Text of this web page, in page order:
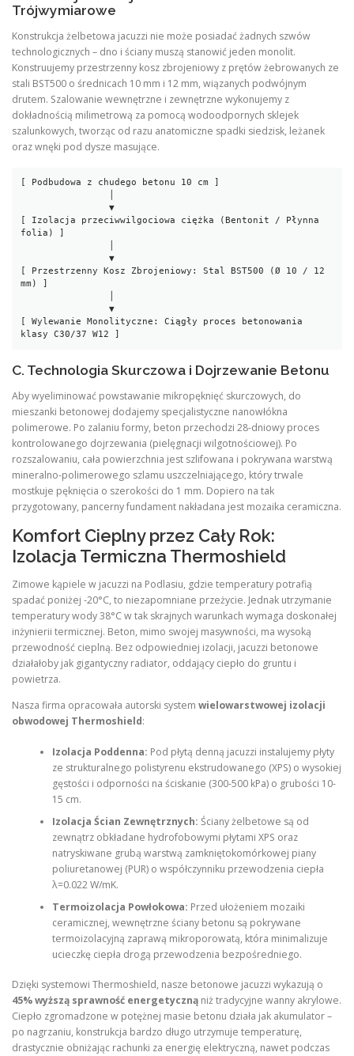
Trójwymiarowe
Konstrukcja żelbetowa jacuzzi nie może posiadać żadnych szwów
technologicznych – dno i ściany muszą stanowić jeden monolit.
Konstruujemy przestrzenny kosz zbrojeniowy z prętów żebrowanych ze
stali BST500 o średnicach 10 mm i 12 mm, wiązanych podwójnym
drutem. Szalowanie wewnętrzne i zewnętrzne wykonujemy z
dokładnością milimetrową za pomocą wodoodpornych sklejek
szalunkowych, tworząc od razu anatomiczne spadki siedzisk, leżanek
oraz wnęki pod dysze masujące.
[ Podbudowa z chudego betonu 10 cm ]
                ▼
[ Izolacja przeciwwilgociowa ciężka (Bentonit / Płynna
folia) ]
                ▼
[ Przestrzenny Kosz Zbrojeniowy: Stal BST500 (Ø 10 / 12
mm) ]
                ▼
[ Wylewanie Monolityczne: Ciągły proces betonowania
C. Technologia Skurczowa i Dojrzewanie Betonu
Aby wyeliminować powstawanie mikropęknięć skurczowych, do
mieszanki betonowej dodajemy specjalistyczne nanowłókna
polimerowe. Po zalaniu formy, beton przechodzi 28-dniowy proces
kontrolowanego dojrzewania (pielęgnacji wilgotnościowej). Po
rozszalowaniu, cała powierzchnia jest szlifowana i pokrywana warstwą
mineralno-polimerowego szlamu uszczelniającego, który trwale
mostkuje pęknięcia o szerokości do 1 mm. Dopiero na tak
przygotowany, pancerny fundament nakładana jest mozaika ceramiczna.
Komfort Cieplny przez Cały Rok:
Izolacja Termiczna Thermoshield
Zimowe kąpiele w jacuzzi na Podlasiu, gdzie temperatury potrafią
spadać poniżej -20°C, to niezapomniane przeżycie. Jednak utrzymanie
temperatury wody 38°C w tak skrajnych warunkach wymaga doskonałej
inżynierii termicznej. Beton, mimo swojej masywności, ma wysoką
przewodność cieplną. Bez odpowiedniej izolacji, jacuzzi betonowe
działałoby jak gigantyczny radiator, oddający ciepło do gruntu i
powietrza.
Nasza firma opracowała autorski system wielowarstwowej izolacji
obwodowej Thermoshield:
Izolacja Poddenna: Pod płytą denną jacuzzi instalujemy płyty
ze strukturalnego polistyrenu ekstrudowanego (XPS) o wysokiej
gęstości i odporności na ściskanie (300-500 kPa) o grubości 10-
15 cm.
Izolacja Ścian Zewnętrznych: Ściany żelbetowe są od
zewnątrz obkładane hydrofobowymi płytami XPS oraz
natryskiwane grubą warstwą zamkniętokomórkowej piany
poliuretanowej (PUR) o współczynniku przewodzenia ciepła
λ=0.022 W/mK.
Termoizolacja Powłokowa: Przed ułożeniem mozaiki
ceramicznej, wewnętrzne ściany betonu są pokrywane
termoizolacyjną zaprawą mikroporowatą, która minimalizuje
ucieczkę ciepła drogą przewodzenia bezpośredniego.
Dzięki systemowi Thermoshield, nasze betonowe jacuzzi wykazują o
45% wyższą sprawność energetyczną niż tradycyjne wanny akrylowe.
Ciepło zgromadzone w potężnej masie betonu działa jak akumulator –
po nagrzaniu, konstrukcja bardzo długo utrzymuje temperaturę,
drastycznie obniżając rachunki za energię elektryczną, nawet podczas